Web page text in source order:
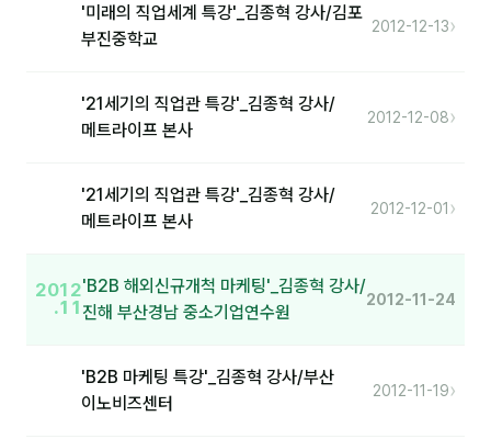
전체 도구
제안·영업
B2B 영업도구
'미래의 직업세계 특강'_김종혁 강사/김포
부진중학교
2012-12-13›
'21세기의 직업관 특강'_김종혁 강사/
메트라이프 본사
2012-12-08›
'21세기의 직업관 특강'_김종혁 강사/
메트라이프 본사
2012-12-01›
2012
.11
'B2B 해외신규개척 마케팅'_김종혁 강사/
진해 부산경남 중소기업연수원
2012-11-24
'B2B 마케팅 특강'_김종혁 강사/부산
이노비즈센터
2012-11-19›